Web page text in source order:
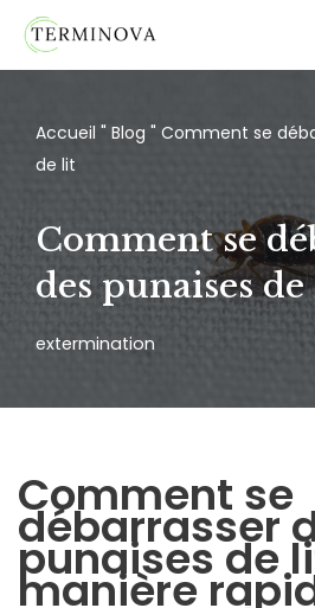
Aller
contenu
Accueil " Blog " Comment se
de lit
Comment se
des punaises
extermination
Comment se
débarrasser
punaises de
manière